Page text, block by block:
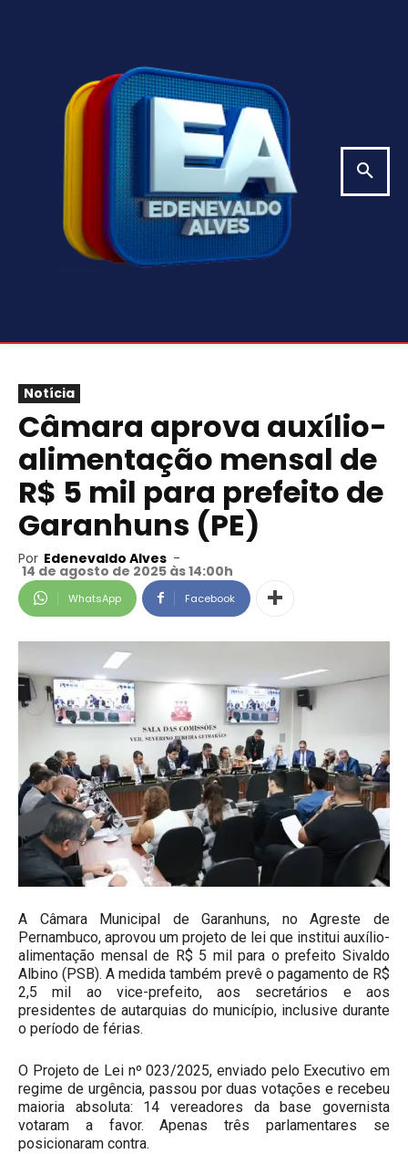
Notícia
Câmara aprova auxílio-
alimentação mensal de
R$ 5 mil para prefeito de
Garanhuns (PE)
Por Edenevaldo Alves -
14 de agosto de 2025 às 14:00h
WhatsApp Facebook
A Câmara Municipal de Garanhuns, no Agreste de
Pernambuco, aprovou um projeto de lei que institui auxílio-
alimentação mensal de R$ 5 mil para o prefeito Sivaldo
Albino (PSB). A medida também prevê o pagamento de R$
2,5 mil ao vice-prefeito, aos secretários e aos
presidentes de autarquias do município, inclusive durante
o período de férias.
O Projeto de Lei nº 023/2025, enviado pelo Executivo em
regime de urgência, passou por duas votações e recebeu
maioria absoluta: 14 vereadores da base governista
votaram a favor. Apenas três parlamentares se
posicionaram contra.